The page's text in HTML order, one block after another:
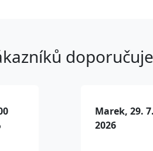
doporučuje
Marek, 29. 7.
2026